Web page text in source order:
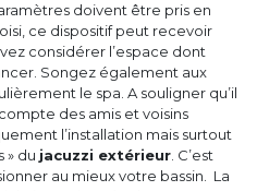
doivent être pris en
ce dispositif peut recevoir
considérer l’espace dont
Songez également aux
le spa. A souligner qu’il
des amis et voisins
l’installation mais surtout
» du jacuzzi extérieur . C’est
au mieux votre bassin. La